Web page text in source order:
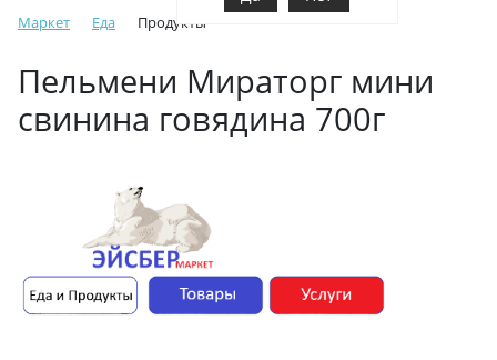
Маркет Еда Продукты
Пельмени Мираторг мини
свинина говядина 700г